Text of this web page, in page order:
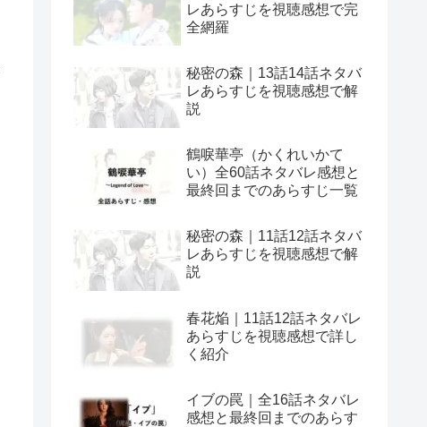
レあらすじを視聴感想で完
全網羅
秘密の森｜13話14話ネタバ
レあらすじを視聴感想で解
説
鶴唳華亭（かくれいかて
い）全60話ネタバレ感想と
最終回までのあらすじ一覧
秘密の森｜11話12話ネタバ
レあらすじを視聴感想で解
説
春花焔｜11話12話ネタバレ
あらすじを視聴感想で詳し
く紹介
イブの罠｜全16話ネタバレ
感想と最終回までのあらす